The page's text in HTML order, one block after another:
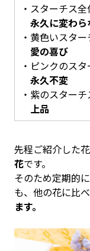
スターチス全
永久に変わら
黄色いスター
愛の喜び
ピンクのス
永久不変
紫のスターチ
上品
先程ご紹介した
花です。
そのため定期的
も、他の花に比
ます。